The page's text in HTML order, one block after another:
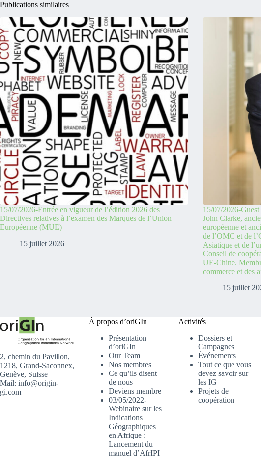
Publications similaires
15/07/2026-Entrée en vigueur de l’édition 2026 des
Directives relatives à l’examen des Marques de l’Union
Européenne (MUE)
15 juillet 2026
15/07/2026-
John Clarke,
européenne et
de l’OMC et de
Asiatique et de
Conseil de
UE-Chine.
commerce et des
15 juillet
2, chemin du Pavillon,
1218, Grand-Saconnex,
Genève, Suisse
Mail: info@origin-
gi.com
À propos d’oriGIn
Présentation
d’oriGIn
Our Team
Nos membres
Ce qu’ils disent
de nous
Deviens membre
03/05/2022-
Webinaire sur les
Indications
Géographiques
en Afrique :
Lancement du
manuel d’AfrIPI
Activités
Dossiers et
Campagnes
Événements
Tout ce que vous
devez savoir sur
les IG
Projets de
coopération